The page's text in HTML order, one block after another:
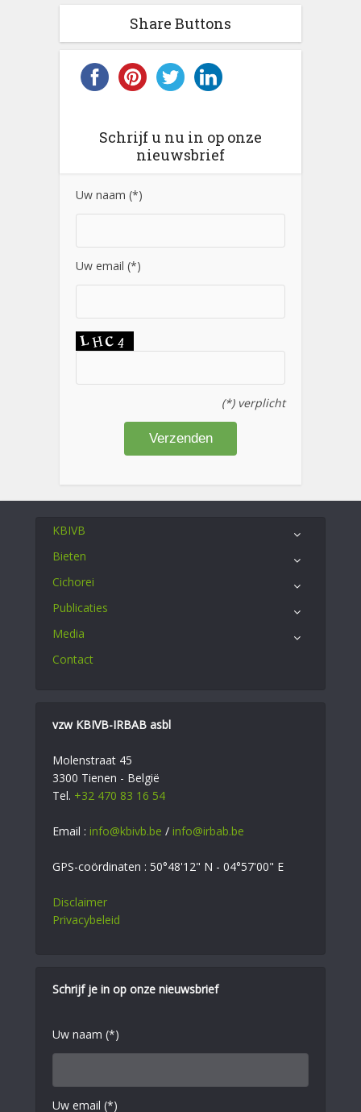
Share Buttons
Schrijf u nu in op onze
nieuwsbrief
Uw naam (*)
Uw email (*)
(*) verplicht
KBIVB
Bieten
Cichorei
Publicaties
Media
Contact
vzw KBIVB-IRBAB asbl
Molenstraat 45
3300 Tienen - België
Tel. +32 470 83 16 54
Email : info@kbivb.be / info@irbab.be
GPS-coördinaten : 50°48'12" N - 04°57'00" E
Disclaimer
Privacybeleid
Schrijf je in op onze nieuwsbrief
Uw naam (*)
Uw email (*)